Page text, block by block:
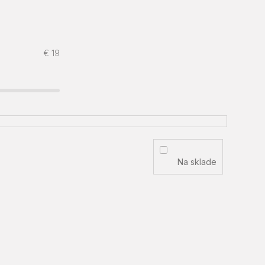
€ 19
Na sklade